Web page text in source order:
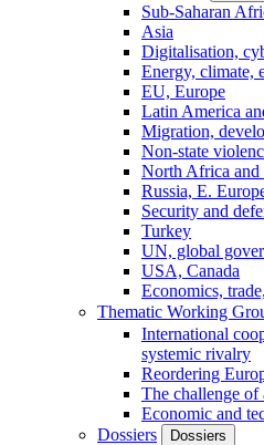
Sub-Saharan
Asia
Digitalisation,
Energy, climate,
EU, Europe
Latin America
Migration,
Non-state
North Africa and
Russia, E.
Security and
Turkey
UN, global
USA, Canada
Economics,
Thematic Working
International
systemic rivalry
Reordering
The challenge of
Economic and
Dossiers
Dossiers